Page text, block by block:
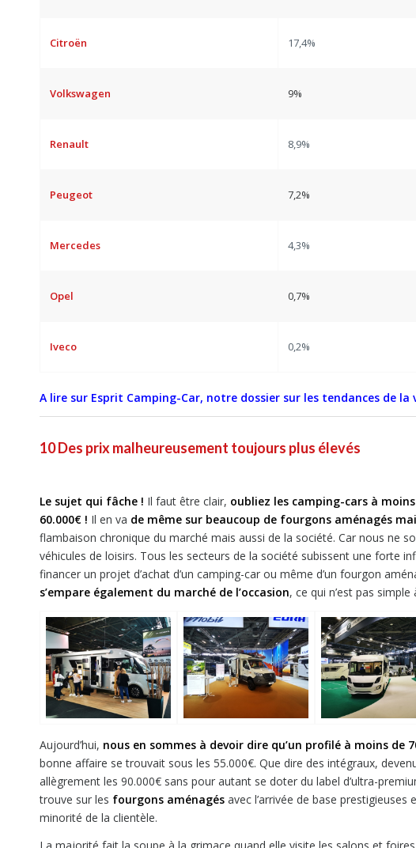
Citroën 17,4%
Volkswagen 9%
Renault 8,9%
Peugeot 7,2%
Mercedes 4,3%
Opel 0,7%
Iveco 0,2%
A lire sur Esprit Camping-Car, notre dossier sur les tendances de la
10Des prix malheureusement toujours plus élevés
Le sujet qui fâche ! Il faut être clair, oubliez les camping-cars à moins
60.000€ ! Il en va de même sur beaucoup de fourgons aménagés
flambaison chronique du marché mais aussi de la société. Car nous ne
véhicules de loisirs. Tous les secteurs de la société subissent une forte
financer un projet d’achat d’un camping-car ou même d’un fourgon
s’empare également du marché de l’occasion, ce qui n’est pas
Aujourd’hui, nous en sommes à devoir dire qu’un profilé à moins de
bonne affaire se trouvait sous les 55.000€. Que dire des intégraux,
allègrement les 90.000€ sans pour autant se doter du label d’ultra-
trouve sur les fourgons aménagés avec l’arrivée de base
minorité de la clientèle.